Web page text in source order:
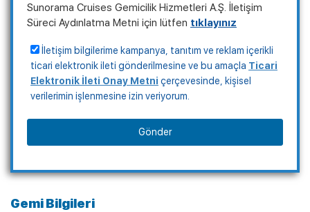
Sunorama Cruises Gemicilik Hizmetleri A.Ş. İletişim
Süreci Aydınlatma Metni için lütfen tıklayınız
İletişim bilgilerime kampanya, tanıtım ve reklam içerikli
ticari elektronik ileti gönderilmesine ve bu amaçla Ticari
Elektronik İleti Onay Metni çerçevesinde, kişisel
verilerimin işlenmesine izin veriyorum.
Gönder
Gemi Bilgileri